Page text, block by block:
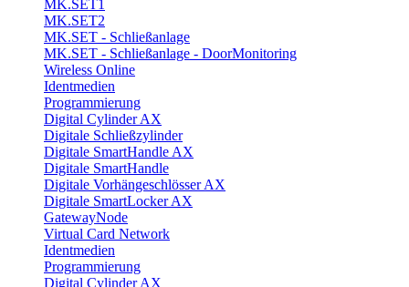
MK.SET1
MK.SET2
MK.SET - Schließanlage
MK.SET - Schließanlage - DoorMonitoring
Wireless Online
Identmedien
Programmierung
Digital Cylinder AX
Digitale Schließzylinder
Digitale SmartHandle AX
Digitale SmartHandle
Digitale Vorhängeschlösser AX
Digitale SmartLocker AX
GatewayNode
Virtual Card Network
Identmedien
Programmierung
Digital Cylinder AX